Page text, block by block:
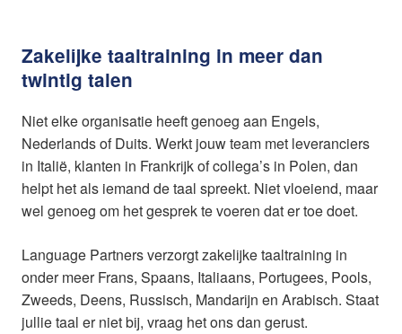
Zakelijke taaltraining in meer dan
twintig talen
Niet elke organisatie heeft genoeg aan Engels,
Nederlands of Duits. Werkt jouw team met leveranciers
in Italië, klanten in Frankrijk of collega’s in Polen, dan
helpt het als iemand de taal spreekt. Niet vloeiend, maar
wel genoeg om het gesprek te voeren dat er toe doet.
Language Partners verzorgt zakelijke taaltraining in
onder meer Frans, Spaans, Italiaans, Portugees, Pools,
Zweeds, Deens, Russisch, Mandarijn en Arabisch. Staat
jullie taal er niet bij, vraag het ons dan gerust.